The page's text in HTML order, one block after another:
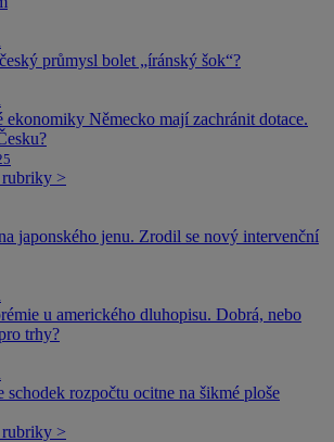
průmysl bolet „íránský šok“?
ekonomiky Německo mají zachránit dotace.
>
japonského jenu. Zrodil se nový intervenční
u amerického dluhopisu. Dobrá, nebo
trhy?
schodek rozpočtu ocitne na šikmé ploše
>